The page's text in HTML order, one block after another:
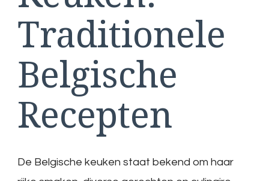
Traditionele
Belgische
Recepten
De Belgische keuken staat bekend om haar